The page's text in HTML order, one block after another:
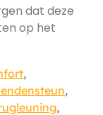
dat deze
op het
,
,
,